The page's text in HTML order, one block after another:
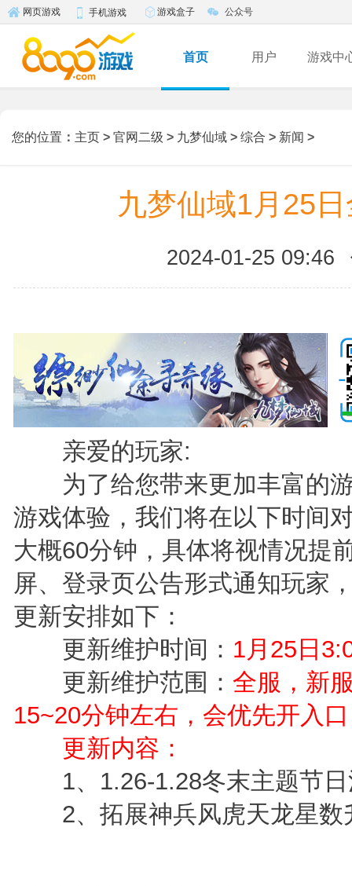
网页游戏 手机游戏 游戏盒子 公众号
首页 用户 游戏中
您的位置 ： 主页 > 官网二级 > 九梦仙域 > 综合 > 新闻 >
九梦仙域1月25
2024-01-25 09:46
亲爱的玩家:
为了给您带来更加丰富的游
游戏体验，我们将在以下时间
大概60分钟，具体将视情况提
屏、登录页公告形式通知玩家
更新安排如下：
更新维护时间： 1月25日
更新维护范围： 全服，新
15~20分钟左右，会优先开入
更新内容：
1、1.26-1.28冬末主题节日
2、拓展神兵风虎天龙星数